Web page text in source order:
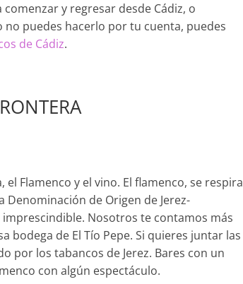
y regresar desde Cádiz, o
no puedes hacerlo por tu cuenta, puedes
de Cádiz.
Flamenco y el vino. El flamenco, se respira
de Origen de Jerez-
Nosotros te contamos más
bodega de El Tío Pepe. Si quieres juntar las
por los tabancos de Jerez. Bares con un
con algún espectáculo.